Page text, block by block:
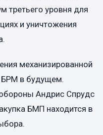
третьего уровня для
и уничтожения
механизированной
БРМ в будущем.
Андрис Спрудс
БМП находится в